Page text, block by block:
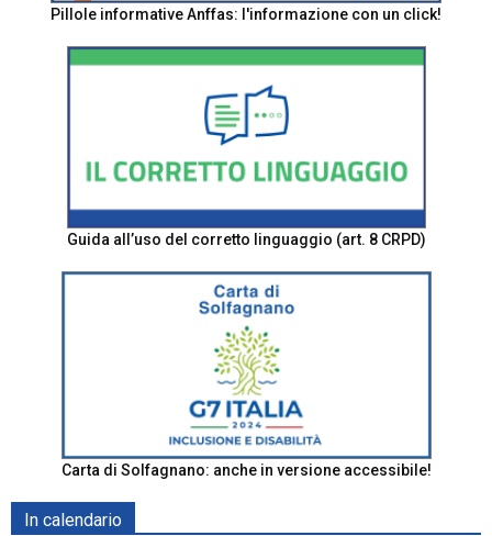
Pillole informative Anffas: l'informazione con un click!
Guida all’uso del corretto linguaggio (art. 8 CRPD)
Carta di Solfagnano: anche in versione accessibile!
In calendario